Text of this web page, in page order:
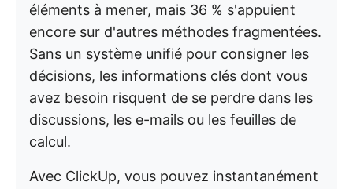
éléments à mener, mais 36 % s'appuient
encore sur d'autres méthodes fragmentées.
Sans un système unifié pour consigner les
décisions, les informations clés dont vous
avez besoin risquent de se perdre dans les
discussions, les e-mails ou les feuilles de
calcul.
Avec ClickUp, vous pouvez instantanément